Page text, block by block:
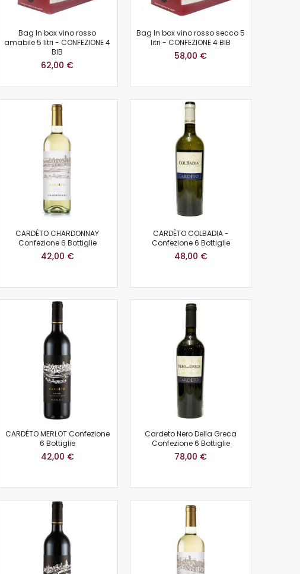
Bag In box vino rosso
amabile 5 litri - CONFEZIONE 4
BIB
62,00 €
Bag In box vino rosso secco 5
litri - CONFEZIONE 4 BIB
58,00 €
CARDÉTO CHARDONNAY
Confezione 6 Bottiglie
42,00 €
CARDÈTO COLBADIA -
Confezione 6 Bottiglie
48,00 €
CARDÉTO MERLOT Confezione
6 Bottiglie
42,00 €
Cardeto Nero Della Greca
Confezione 6 Bottiglie
78,00 €